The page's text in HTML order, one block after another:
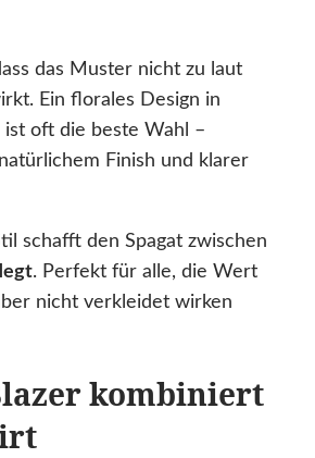
das Muster nicht zu laut
Ein florales Design in
ist oft die beste Wahl –
Finish und klarer
schafft den Spagat zwischen
. Perfekt für alle, die Wert
nicht verkleidet wirken
kombiniert